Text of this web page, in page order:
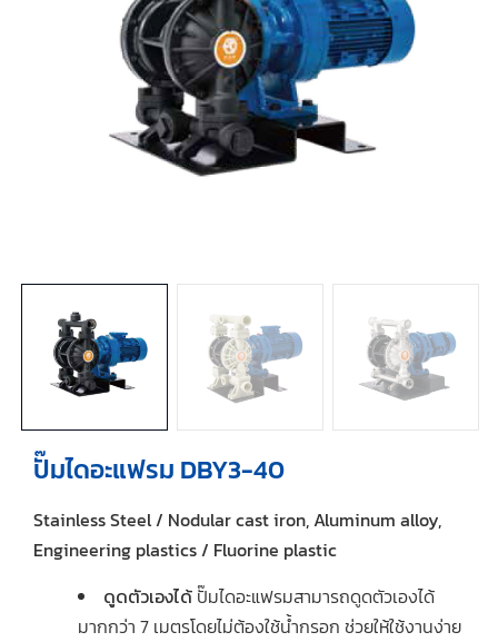
ปั๊มไดอะแฟรม DBY3-40
Stainless Steel / Nodular cast iron, Aluminum alloy,
Engineering plastics / Fluorine plastic
ดูดตัวเองได้ ปั๊มไดอะแฟรมสามารถดูดตัวเองได้
มากกว่า 7 เมตรโดยไม่ต้องใช้น้ำกรอก ช่วยให้ใช้งานง่าย